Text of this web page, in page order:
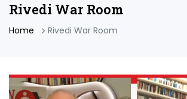
Rivedi War Room
Home Rivedi War Room